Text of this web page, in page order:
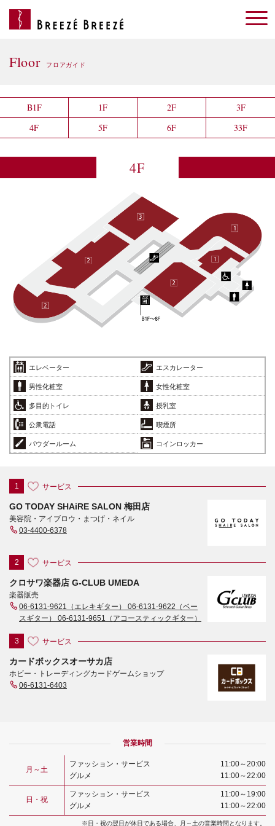
Floor フロアガイド
B1F 1F 2F
3F
4F
5F 6F 33F
4F
エレベーター エスカレーター
男性化粧室 女性化粧室
多目的トイレ 授乳室
公衆電話 喫煙所
パウダールーム コインロッカー
1 サービス
GO TODAY SHAiRE SALON 梅田店
美容院・アイブロウ・まつげ・ネイル
03-4400-6378
2 サービス
クロサワ楽器店 G-CLUB UMEDA
楽器販売
06-6131-9621（エレキギター） 06-6131-9622（ベー
スギター） 06-6131-9651（アコースティックギター）
3 サービス
カードボックスオーサカ店
ホビー・トレーディングカードゲームショップ
06-6131-6403
営業時間
月～土
ファッション・サービス
11:00～20:00
グルメ
11:00～22:00
日・祝
ファッション・サービス
11:00～19:00
グルメ
11:00～22:00
※日・祝の翌日が休日である場合、月～土の営業時間となります。